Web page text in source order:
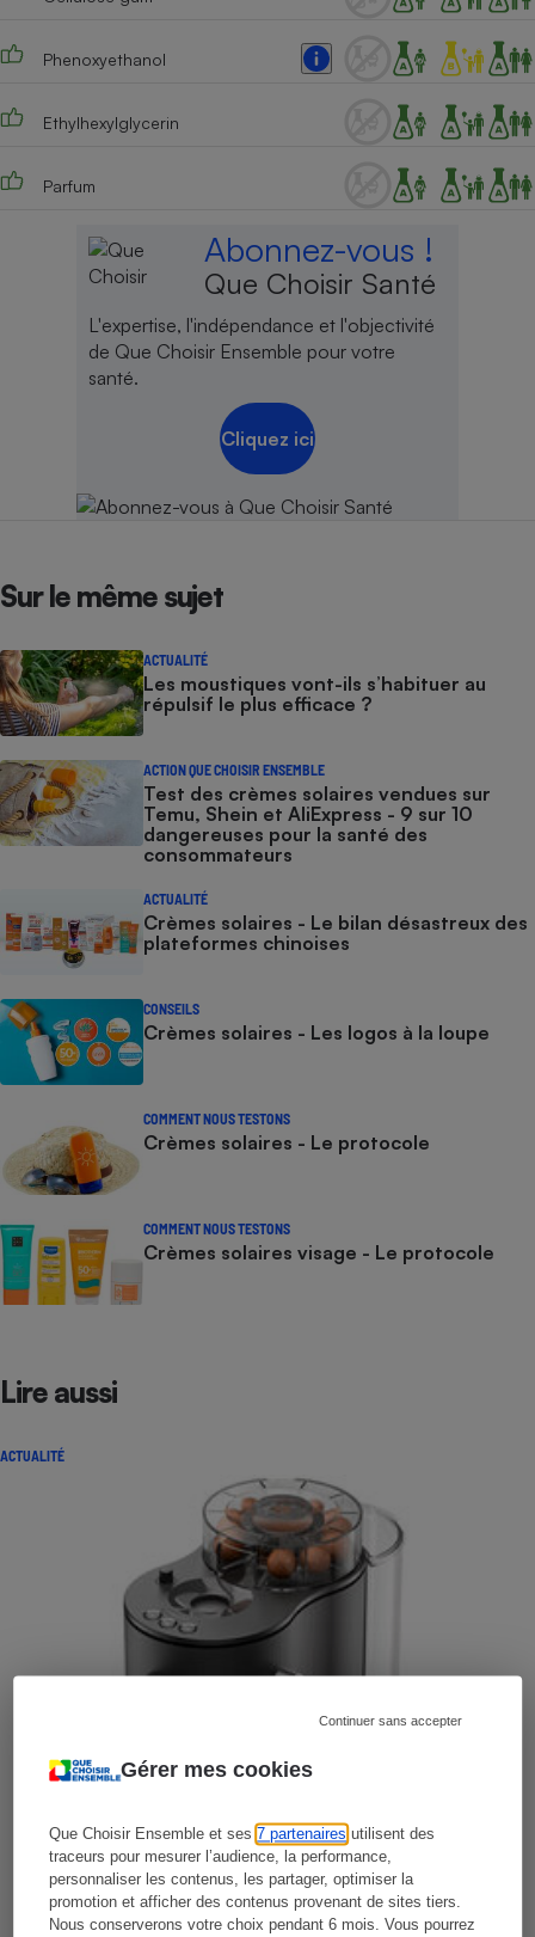
Gérer mes cookies
Que Choisir Ensemble et ses7 partenaires utilisent des
traceurs pour mesurer l’audience, la performance,
personnaliser les contenus, les partager, optimiser la
promotion et afficher des contenus provenant de sites tiers.
Nous conserverons votre choix pendant 6 mois. Vous pourrez
Continuer sans accepter
Phenoxyethanol
Ethylhexylglycerin
Parfum
Abonnez-vous !
Que Choisir Santé
L'expertise, l'indépendance et l'objectivité
de Que Choisir Ensemble pour votre
santé.
Cliquez ici
Sur le même sujet
ACTUALITÉ
Les moustiques vont-ils s’habituer au
répulsif le plus efficace ?
ACTION QUE CHOISIR ENSEMBLE
Test des crèmes solaires vendues sur
Temu, Shein et AliExpress - 9 sur 10
dangereuses pour la santé des
consommateurs
ACTUALITÉ
Crèmes solaires - Le bilan désastreux des
plateformes chinoises
CONSEILS
Crèmes solaires - Les logos à la loupe
COMMENT NOUS TESTONS
Crèmes solaires - Le protocole
COMMENT NOUS TESTONS
Crèmes solaires visage - Le protocole
Lire aussi
ACTUALITÉ